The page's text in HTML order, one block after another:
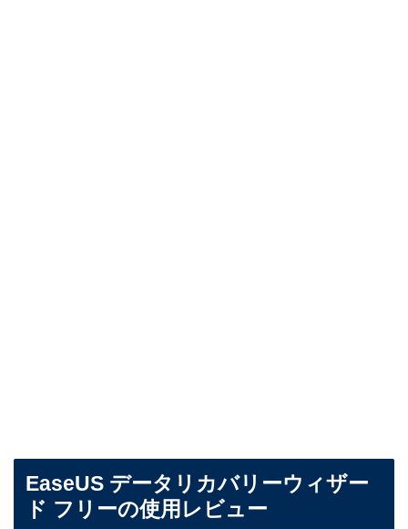
EaseUS データリカバリーウィザー
ド フリーの使用レビュー